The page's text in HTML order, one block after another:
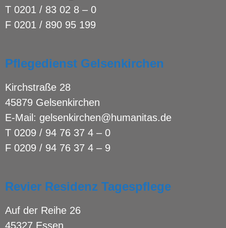
T 0201 / 83 02 8 – 0
F 0201 / 890 95 199
Pflegedienst Gelsenkirchen
Kirchstraße 28
45879 Gelsenkirchen
E-Mail: gelsenkirchen@humanitas.de
T 0209 / 94 76 37 4 – 0
F 0209 / 94 76 37 4 – 9
Revier Residenz Tagespflege
Auf der Reihe 26
45327 Essen